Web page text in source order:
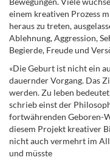
einem kreativen Prozess
heraus zu treten,
Ablehnung, Aggression,
Begierde, Freude und
«Die Geburt ist nicht ein
dauernder Vorgang. Das
werden. Zu leben
schrieb einst der
fortwährenden Geboren-
diesem Projekt kreativer
nicht auch vermehrt im
und müsste